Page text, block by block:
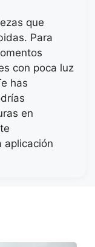
que
Para
con poca luz
has
en
aplicación